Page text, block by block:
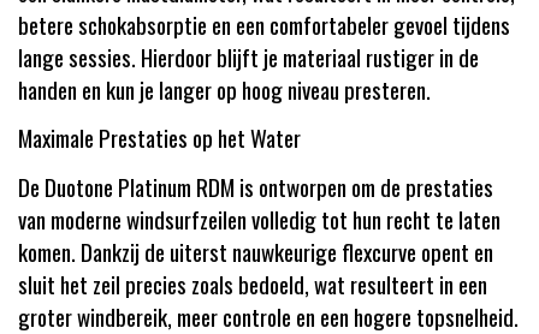
betere schokabsorptie en een comfortabeler gevoel tijdens
lange sessies. Hierdoor blijft je materiaal rustiger in de
handen en kun je langer op hoog niveau presteren.
Maximale Prestaties op het Water
De Duotone Platinum RDM is ontworpen om de prestaties
van moderne windsurfzeilen volledig tot hun recht te laten
komen. Dankzij de uiterst nauwkeurige flexcurve opent en
sluit het zeil precies zoals bedoeld, wat resulteert in een
groter windbereik, meer controle en een hogere topsnelheid.